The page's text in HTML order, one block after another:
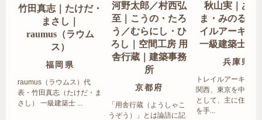
竹田真志｜たけだ・
まさし｜
raumus（ラウム
ス）
福岡県
raumus（ラウムス）代
表・竹田真志（たけだ・ま
さし） 一級建築士 ...
河野太郎／村西弘
至｜こうの・たろ
う／むらにし・ひ
ろし｜空間工房 用
舎行蔵｜建築事務
所
京都府
「用舎行蔵（ようしゃこ
うぞう）」とは論語に記
秋山実｜あき
ま・みのる｜
イルアーキテ
一級建築士事
兵庫県
トレイルアーキテク
関西、東京を中心エ
として、主に住宅の
を手...